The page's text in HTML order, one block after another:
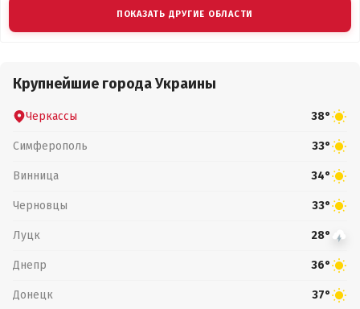
ПОКАЗАТЬ ДРУГИЕ ОБЛАСТИ
Крупнейшие города Украины
Черкассы 38°
Симферополь 33°
Винница 34°
Черновцы 33°
Луцк 28°
Днепр 36°
Донецк 37°